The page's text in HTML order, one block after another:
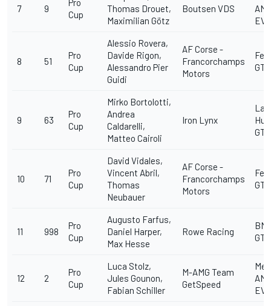
7 9
Cup
Thomas Drouet,
Maximilian Götz
Boutsen VDS
EVO
8 51
Pro
Cup
Alessio Rovera,
Davide Rigon,
Alessandro Pier
Guidi
AF Corse -
Francorchamps
Motors
GT3
9 63
Pro
Cup
Mirko Bortolotti,
Andrea
Caldarelli,
Matteo Cairoli
Iron Lynx
10 71
Pro
Cup
David Vidales,
Vincent Abril,
Thomas
Neubauer
AF Corse -
Francorchamps
Motors
GT3
11 998
Pro
Cup
Augusto Farfus,
Daniel Harper,
Max Hesse
Rowe Racing
GT3
12 2
Pro
Cup
Luca Stolz,
Jules Gounon,
Fabian Schiller
M-AMG Team
GetSpeed
EVO